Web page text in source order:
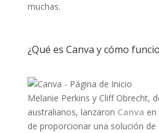
muchas.
¿Qué es Canva y cómo
Melanie Perkins y Cliff Obrecht,
australianos, lanzaron Canva
de proporcionar una solución